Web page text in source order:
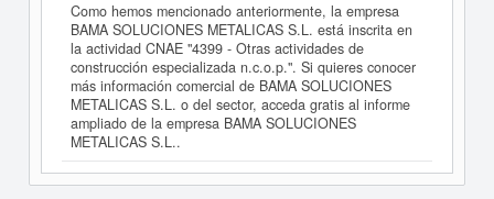
Como hemos mencionado anteriormente, la empresa
BAMA SOLUCIONES METALICAS S.L. está inscrita en
la actividad CNAE "4399 - Otras actividades de
construcción especializada n.c.o.p.". Si quieres conocer
más información comercial de BAMA SOLUCIONES
METALICAS S.L. o del sector, acceda gratis al informe
ampliado de la empresa BAMA SOLUCIONES
METALICAS S.L..